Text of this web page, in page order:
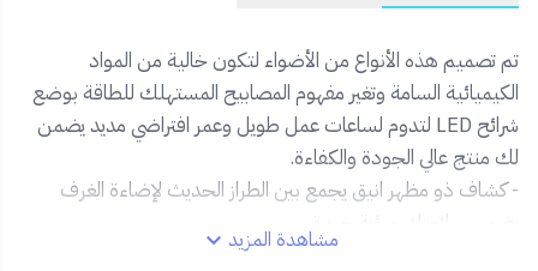
تم تصميم هذه الأنواع من الأضواء لتكون خالية من المواد
الكيميائية السامة وتغير مفهوم المصابيح المستهلك للطاقة بوضع
شرائح LED لتدوم لساعات عمل طويل وعمر افتراضي مديد يضمن
لك منتج عالي الجودة والكفاءة.
- كشاف ذو مظهر انيق يجمع بين الطراز الحديث لإضاءة الغرف
يضمن سلامتك ورؤية جيدة
- مقاومة لارتفاع درجة الحرارةمشاهدة المزيد